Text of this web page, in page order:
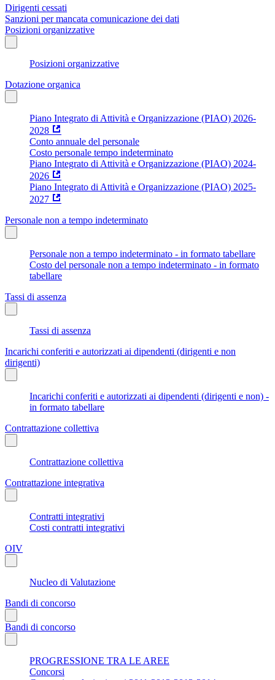
Dirigenti cessati
Sanzioni per mancata comunicazione dei dati
Posizioni organizzative
Posizioni organizzative
Dotazione organica
Piano Integrato di Attività e Organizzazione (PIAO) 2026-
2028
Conto annuale del personale
Costo personale tempo indeterminato
Piano Integrato di Attività e Organizzazione (PIAO) 2024-
2026
Piano Integrato di Attività e Organizzazione (PIAO) 2025-
2027
Personale non a tempo indeterminato
Personale non a tempo indeterminato - in formato tabellare
Costo del personale non a tempo indeterminato - in formato
tabellare
Tassi di assenza
Tassi di assenza
Incarichi conferiti e autorizzati ai dipendenti (dirigenti e non
dirigenti)
Incarichi conferiti e autorizzati ai dipendenti (dirigenti e non) -
in formato tabellare
Contrattazione collettiva
Contrattazione collettiva
Contrattazione integrativa
Contratti integrativi
Costi contratti integrativi
OIV
Nucleo di Valutazione
Bandi di concorso
Bandi di concorso
PROGRESSIONE TRA LE AREE
Concorsi